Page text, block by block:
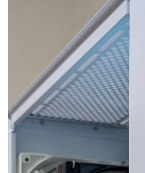
星5つの評価枠じゃ足りな
これからもずっと続いて欲
しいPCBTOショップです！
2025年11月に購入、半年近
く何も問題なく快適に使用
できていましたが、突然の
故障。
(BOOTランプ点灯で起動不
可)
ゴールデンウィーク目前だ
PCが使えない絶望的な気持
ちでした。
続きを読む
ネテル会長
2 か月 前